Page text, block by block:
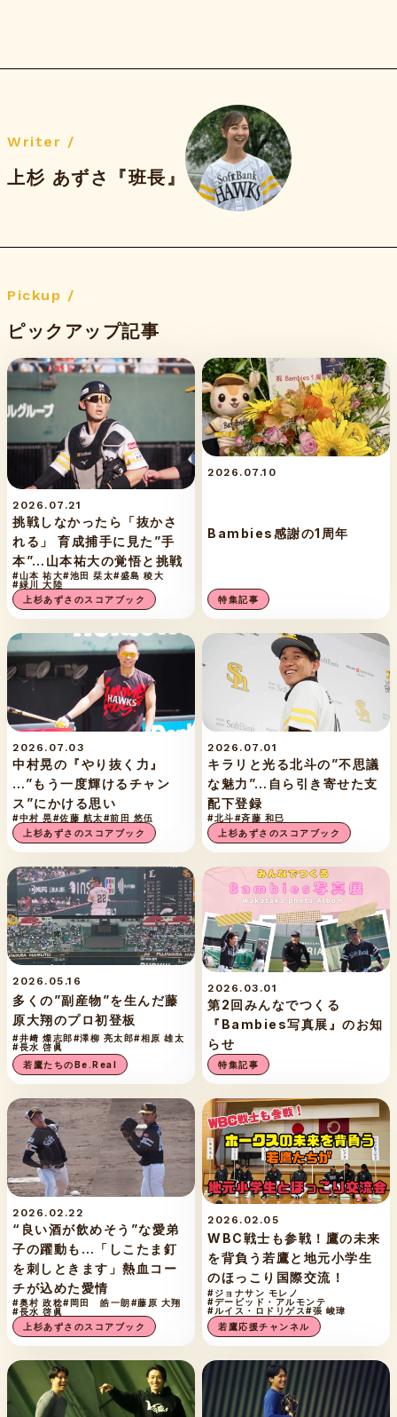
Writer /
上杉 あずさ『班長』
Pickup /
ピックアップ記事
2026.07.21
挑戦しなかったら「抜かさ
れる」 育成捕手に見た”手
本”…山本祐大の覚悟と挑戦
#山本 祐大#池田 栞太#盛島 稜大
#緑川 大陸
上杉あずさのスコアブック
2026.07.10
Bambies感謝の1周年
特集記事
2026.07.03
中村晃の『やり抜く力』
…”もう一度輝けるチャン
ス”にかける思い
#中村 晃#佐藤 航太#前田 悠伍
上杉あずさのスコアブック
2026.07.01
キラリと光る北斗の”不思議
な魅力”…自ら引き寄せた支
配下登録
#北斗#斉藤 和巳
上杉あずさのスコアブック
2026.05.16
多くの”副産物”を生んだ藤
原大翔のプロ初登板
#井﨑 燦志郎#澤柳 亮太郎#相原 雄太
#長水 啓眞
若鷹たちのBe.Real
2026.03.01
第2回みんなでつくる
『Bambies写真展』のお知
らせ
特集記事
2026.02.22
“良い酒が飲めそう”な愛弟
子の躍動も…「しこたま釘
を刺しときます」熱血コー
チが込めた愛情
#奥村 政稔#岡田 皓一朗#藤原 大翔
#長水 啓眞
上杉あずさのスコアブック
2026.02.05
WBC戦士も参戦！鷹の未来
を背負う若鷹と地元小学生
のほっこり国際交流！
#ジョナサン モレノ
#デービッド・アルモンテ
#ルイス・ロドリゲス#張 峻瑋
若鷹応援チャンネル